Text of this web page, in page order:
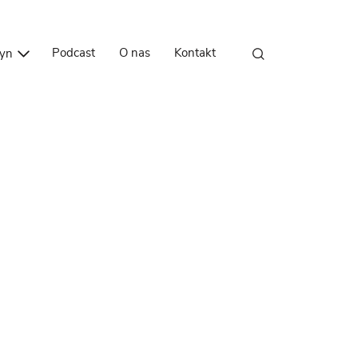
Podcast O nas Kontakt
Przejdź do treści